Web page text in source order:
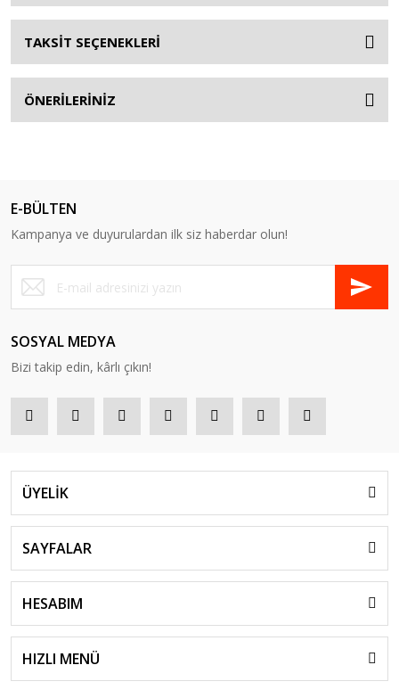
TAKSİT SEÇENEKLERİ
ÖNERİLERİNİZ
E-BÜLTEN
Kampanya ve duyurulardan ilk siz haberdar olun!
SOSYAL MEDYA
Bizi takip edin, kârlı çıkın!
ÜYELİK
SAYFALAR
HESABIM
HIZLI MENÜ